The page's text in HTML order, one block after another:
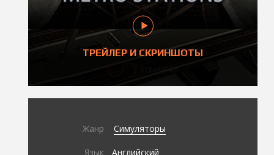
ТРЕЙЛЕР И СКРИНШОТЫ
Жанр Симуляторы
Язык Английский